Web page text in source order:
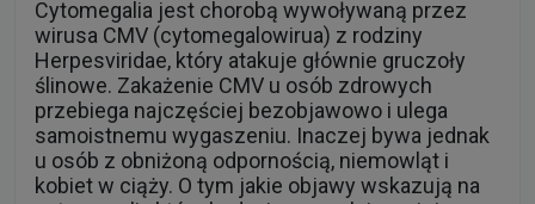
ślinowe. Zakażenie CMV u osób zdrowych
przebiega najczęściej bezobjawowo i ulega
samoistnemu wygaszeniu. Inaczej bywa jednak
u osób z obniżoną odpornością, niemowląt i
kobiet w ciąży. O tym jakie objawy wskazują na
cytomegalię,które badania pozwalają na jej
wykrycie i jak można się przed nią chronić
piszemy w poniższym artykule.